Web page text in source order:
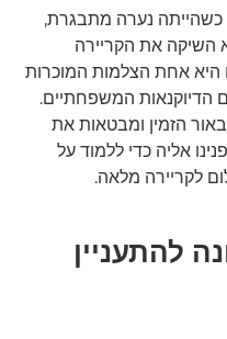
כשהייתה נערה מתבגרת,
השיקה את הקריירה
שלה בשנת 2003 וכיום היא אחת הצלמות המוכרות
הדיוקנאות המשפחתיים.
הזמין ומבטאות את
אליה כדי ללמוד על
לקריירה מלאה.
להתעניין